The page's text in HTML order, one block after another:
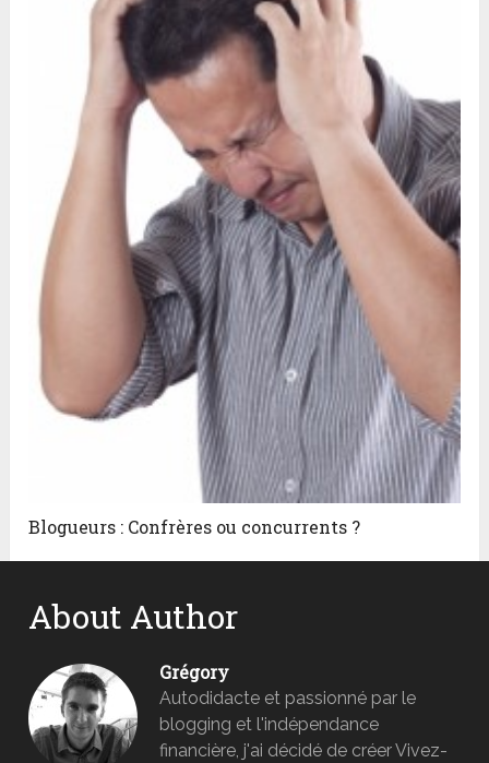
Blogueurs : Confrères ou concurrents ?
About Author
Grégory
Autodidacte et passionné par le
blogging et l'indépendance
financière, j'ai décidé de créer Vivez-